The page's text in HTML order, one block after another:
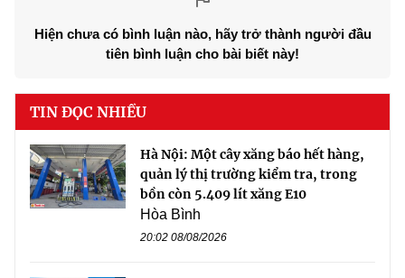
Hiện chưa có bình luận nào, hãy trở thành người đầu
tiên bình luận cho bài biết này!
TIN ĐỌC NHIỀU
Hà Nội: Một cây xăng báo hết hàng,
quản lý thị trường kiểm tra, trong
bồn còn 5.409 lít xăng E10
Hòa Bình
20:02 08/08/2026